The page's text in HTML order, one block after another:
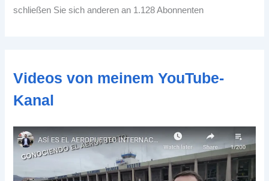
A
s
e
schließen Sie sich anderen an 1.128 Abonnenten
Videos von meinem YouTube-
Kanal